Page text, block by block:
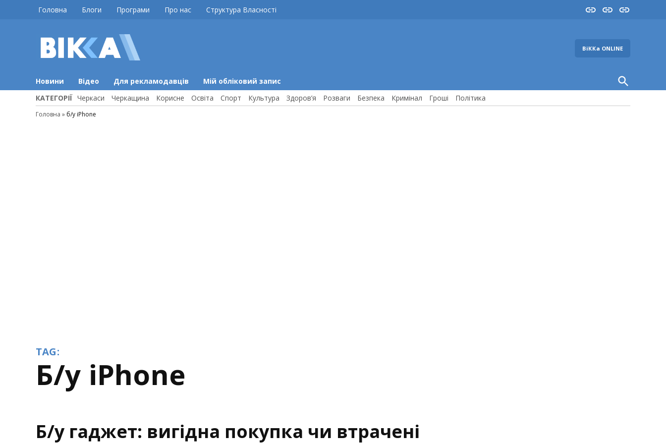
Головна Блоги Програми Про нас Структура Власності InstaYouTube
FB
ВіККа ONLINE
Новини Відео Для рекламодавців Мій обліковий запис
Open
Search
КАТЕГОРІЇ Черкаси Черкащина Корисне Освіта Спорт Культура Здоров’я Розваги Безпека Кримінал Гроші Політика
Головна » б/у iPhone
TAG:
б/у iPhone
Б/у гаджет: вигідна покупка чи втрачені